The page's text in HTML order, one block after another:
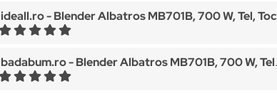
ideall.ro -Blender Albatros MB701B, 700 W, Tel, Tocator, Functie turbo, Negru
badabum.ro -Blender Albatros MB701B, 700 W, Tel, Tocator, Functie turbo, Negru